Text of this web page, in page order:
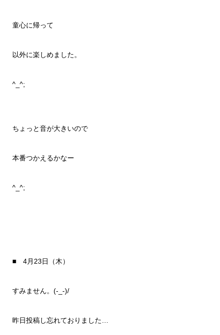
童心に帰って
以外に楽しめました。
^_^;
ちょっと音が大きいので
本番つかえるかなー
^_^;
■ 4月23日（木）
すみません。(-_-)/
昨日投稿し忘れておりました…